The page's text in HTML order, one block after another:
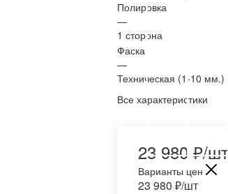
Полировка
—
1 сторона
Фаска
—
Техническая (1-10 мм.)
Все характеристики
23 980 ₽/шт
Варианты цен
23 980 ₽/шт